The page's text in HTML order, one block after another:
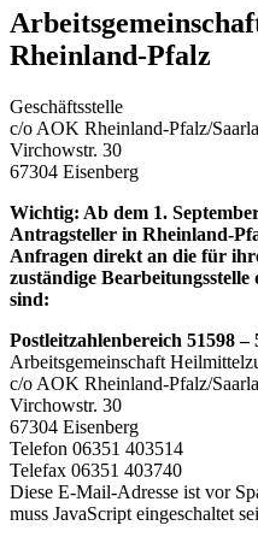
Rheinland-Pfalz
Geschäftsstelle
c/o AOK Rheinland-Pfalz/
Virchowstr. 30
67304 Eisenberg
Wichtig: Ab dem 1.
Antragsteller in Rheinland-
Anfragen direkt an die für
zuständige
sind:
Postleitzahlenbereich 51598 –
Arbeitsgemeinschaft
c/o AOK Rheinland-Pfalz/
Virchowstr. 30
67304 Eisenberg
Telefon 06351 403514
Telefax 06351 403740
Diese E-Mail-Adresse ist vor
muss JavaScript eingeschaltet